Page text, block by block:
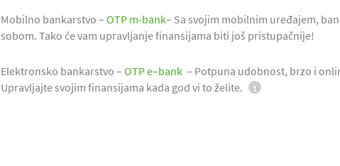
Mobilno bankarstvo –OTP m-bank– Sa svojim mobilnim uređajem,
sobom. Tako će vam upravljanje finansijama biti još pristupačnije!
Elektronsko bankarstvo –OTP e–bank – Potpuna udobnost, brzo i
Upravljajte svojim finansijama kada god vi to želite.
1